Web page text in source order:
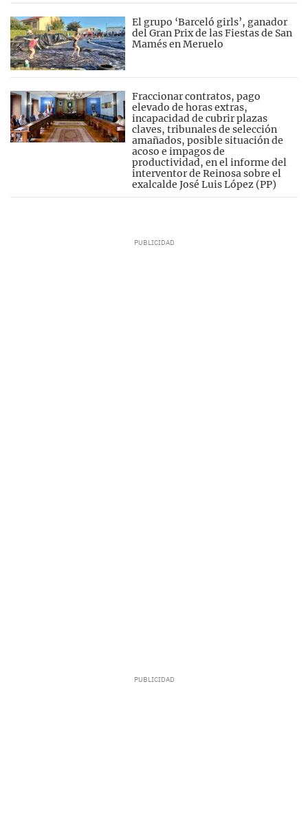
El grupo ‘Barceló girls’, ganador
del Gran Prix de las Fiestas de San
Mamés en Meruelo
Fraccionar contratos, pago
elevado de horas extras,
incapacidad de cubrir plazas
claves, tribunales de selección
amañados, posible situación de
acoso e impagos de
productividad, en el informe del
interventor de Reinosa sobre el
exalcalde José Luis López (PP)